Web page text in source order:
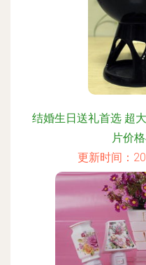
结婚生日送礼首选 超
片价
更新时间：